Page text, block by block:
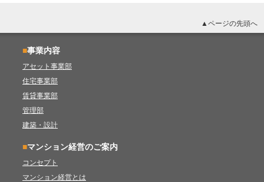
▲ページの先頭へ
■事業内容
アセット事業部
住宅事業部
賃貸事業部
管理部
建築・設計
■マンション経営のご案内
コンセプト
マンション経営とは